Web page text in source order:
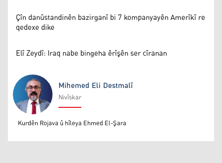
Çîn danûstandinên bazirganî bi 7 kompanyayên Amerîkî re
qedexe dike
Elî Zeydî: Iraq nabe bingeha êrîşên ser cîranan
Mihemed Eli Destmalî
Mihemed Eli Destmalî
Nivîskar
Kurdên Rojava û hîleya Ehmed El-Şara